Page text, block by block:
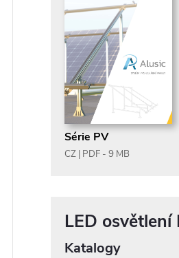
Série PV
CZ | PDF - 9 MB
LED
Katalogy